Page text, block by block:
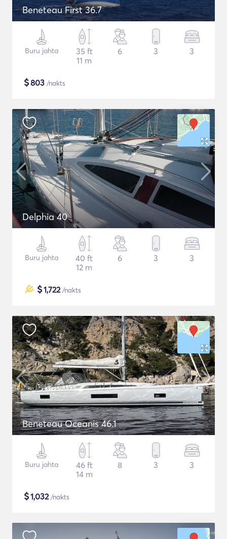
Beneteau First 36.7
Buru jahta
35 ft
11 m
6 3 3
$803 /nakts
Delphia 40
Buru jahta
40 ft
12 m
6 3 3
$1,722/nakts
Beneteau Oceanis 46.1
Buru jahta
46 ft
14 m
8 3 3
$1,032/nakts